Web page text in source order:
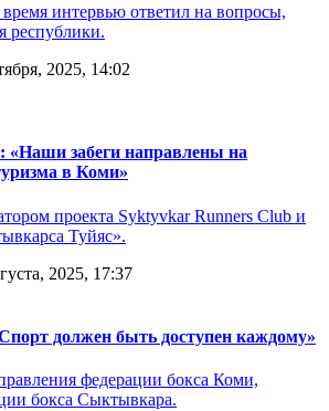
интервью ответил на вопросы,
республики.
2025, 14:02
«Наши забеги направлены на
в Коми»
проекта Syktyvkar Runners Club и
Туйяс».
2025, 17:37
должен быть доступен каждому»
федерации бокса Коми,
бокса Сыктывкара.